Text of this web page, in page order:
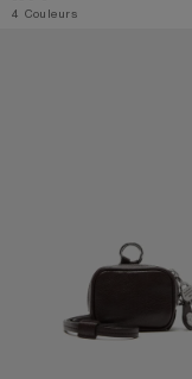
,4 Couleurs